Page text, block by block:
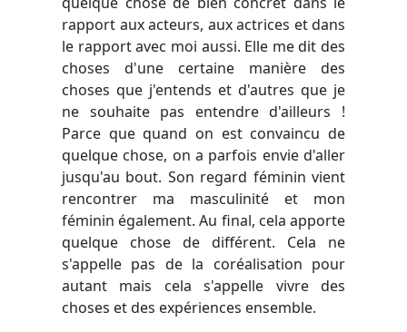
rapport aux acteurs, aux actrices et dans
le rapport avec moi aussi. Elle me dit des
choses d'une certaine manière des
choses que j'entends et d'autres que je
ne souhaite pas entendre d'ailleurs !
Parce que quand on est convaincu de
quelque chose, on a parfois envie d'aller
jusqu'au bout. Son regard féminin vient
rencontrer ma masculinité et mon
féminin également. Au final, cela apporte
quelque chose de différent. Cela ne
s'appelle pas de la coréalisation pour
autant mais cela s'appelle vivre des
choses et des expériences ensemble.